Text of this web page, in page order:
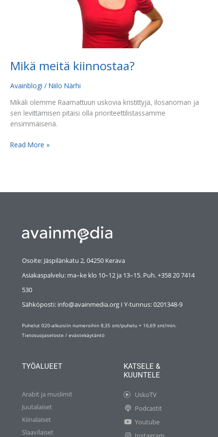
Mikä meitä kiinnostaa?
Avainblogi /Niilo Närhi
Mikäli olemme Raamattuun uskovia kristittyjä, ilosanoman ja
sen levittämisen pitäisi olla prioriteettilistassamme
ensimmäisenä.
Read More »
Osoite: Jäspilänkatu 2, 04250 Kerava
Asiakaspalvelu: ma–ke klo 10–12 ja 13–15. Puh. +358 20 7414
530
Sähköposti: info@avainmedia.org I Y-tunnus:0201348-9
Puhelut 020-alkuisiin numeroihin 8,35 snt/puhelu + 16,69 snt/min.
Tietosuojaseloste / evästekäytäntö
TYÖALUEET
Arabit ja muslimit
Juutalaiset
Kiinalaiset
Slaavilaiset
KATSELE &
KUUNTELE
UskoTV
Podcastit
Youtube